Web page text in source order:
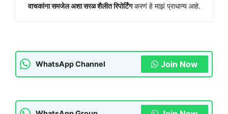
वाचकांना समजेल अशा सरळ शैलीत रिपोर्टिंगकरणं हे माझं प्राधान्य आहे.
WhatsApp Channel Join Now